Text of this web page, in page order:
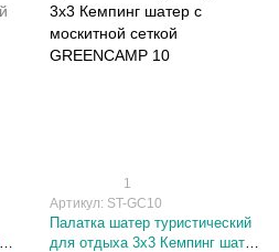
1
Артикул: ST-GC10
Палатка шатер туристический
для отдыха 3х3 Кемпинг шатер